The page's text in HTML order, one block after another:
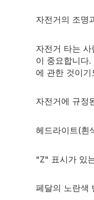
자전거의 조명
자전거 타는
이 중요합니다
에 관한 것이기
자전거에 규정
헤드라이트(흰
"Z" 표시가 있
페달의 노란색